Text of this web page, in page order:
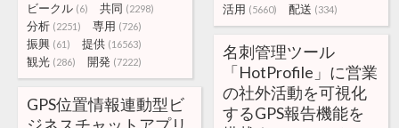
ビークル (6) 共同 (2298)
分析 (2251) 専用 (726)
振興 (61) 提供 (16563)
観光 (286) 開発 (7222)
活用 (5660) 配送 (334)
名刺管理ツール
「HotProfile」に営業
の社外活動を可視化
するGPS報告機能を
GPS位置情報連動型ビ